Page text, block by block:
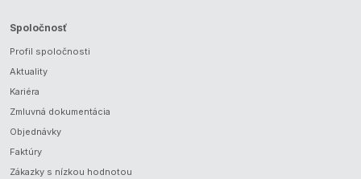
Spoločnosť
Profil spoločnosti
Aktuality
Kariéra
Zmluvná dokumentácia
Objednávky
Faktúry
Zákazky s nízkou hodnotou